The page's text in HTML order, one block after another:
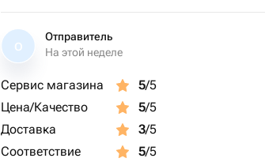
О
Отправитель
На этой неделе
Сервис магазина 5/5
Цена/Качество
5/5
Доставка
3/5
Соответствие
5/5